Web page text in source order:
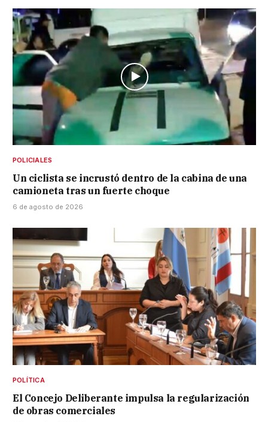
POLICIALES
Un ciclista se incrustó dentro de la cabina de una
camioneta tras un fuerte choque
6 de agosto de 2026
POLÍTICA
El Concejo Deliberante impulsa la regularización
de obras comerciales